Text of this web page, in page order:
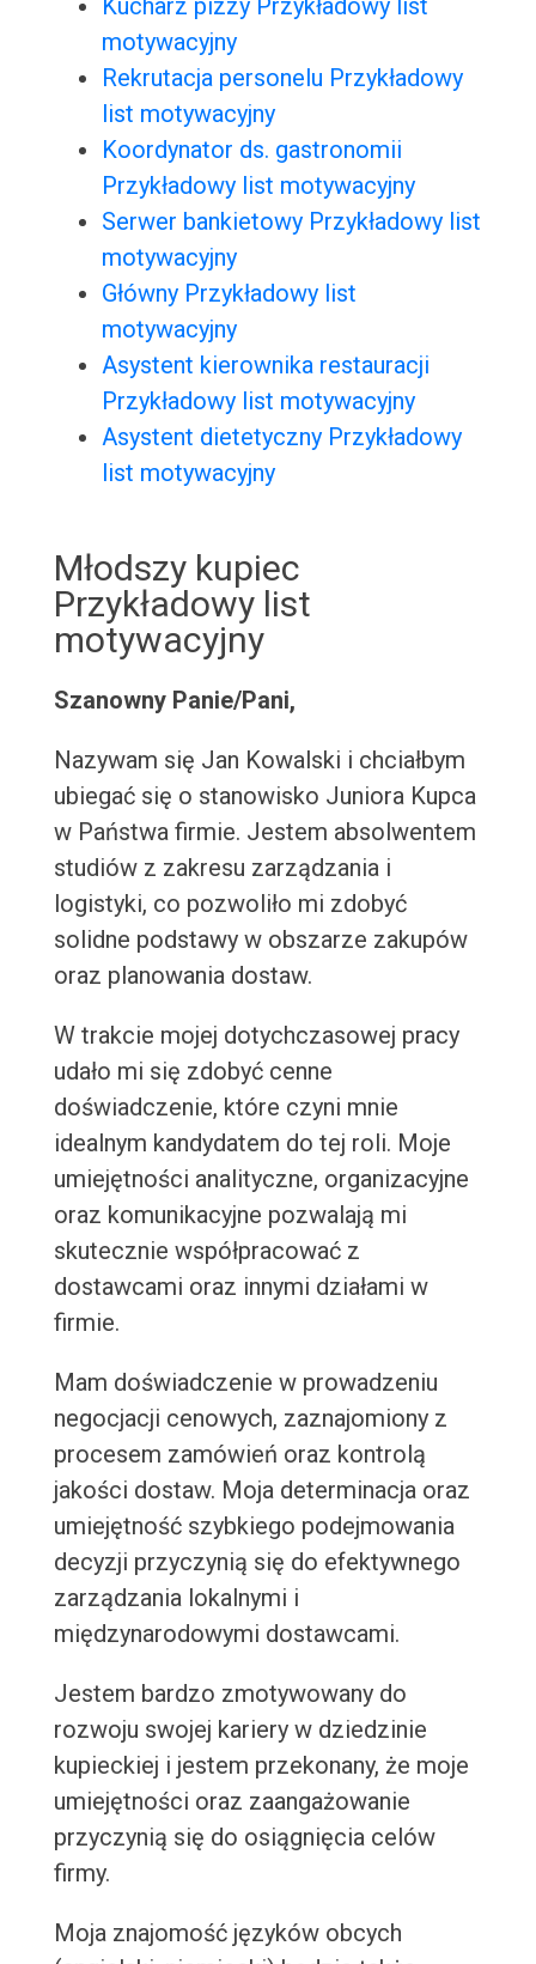
Kucharz pizzy Przykładowy list
motywacyjny
Rekrutacja personelu Przykładowy
list motywacyjny
Koordynator ds. gastronomii
Przykładowy list motywacyjny
Serwer bankietowy Przykładowy list
motywacyjny
Główny Przykładowy list
motywacyjny
Asystent kierownika restauracji
Przykładowy list motywacyjny
Asystent dietetyczny Przykładowy
list motywacyjny
Młodszy kupiec
Przykładowy list
motywacyjny
Szanowny Panie/Pani,
Nazywam się Jan Kowalski i chciałbym
ubiegać się o stanowisko Juniora Kupca
w Państwa firmie. Jestem absolwentem
studiów z zakresu zarządzania i
logistyki, co pozwoliło mi zdobyć
solidne podstawy w obszarze zakupów
oraz planowania dostaw.
W trakcie mojej dotychczasowej pracy
udało mi się zdobyć cenne
doświadczenie, które czyni mnie
idealnym kandydatem do tej roli. Moje
umiejętności analityczne, organizacyjne
oraz komunikacyjne pozwalają mi
skutecznie współpracować z
dostawcami oraz innymi działami w
firmie.
Mam doświadczenie w prowadzeniu
negocjacji cenowych, zaznajomiony z
procesem zamówień oraz kontrolą
jakości dostaw. Moja determinacja oraz
umiejętność szybkiego podejmowania
decyzji przyczynią się do efektywnego
zarządzania lokalnymi i
międzynarodowymi dostawcami.
Jestem bardzo zmotywowany do
rozwoju swojej kariery w dziedzinie
kupieckiej i jestem przekonany, że moje
umiejętności oraz zaangażowanie
przyczynią się do osiągnięcia celów
firmy.
Moja znajomość języków obcych